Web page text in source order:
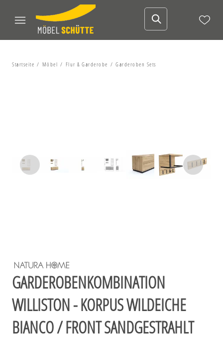
Startseite Möbel Flur & Garderobe Garderoben Sets
GARDEROBENKOMBINATION
WILLISTON - KORPUS WILDEICHE
BIANCO / FRONT SANDGESTRAHLT